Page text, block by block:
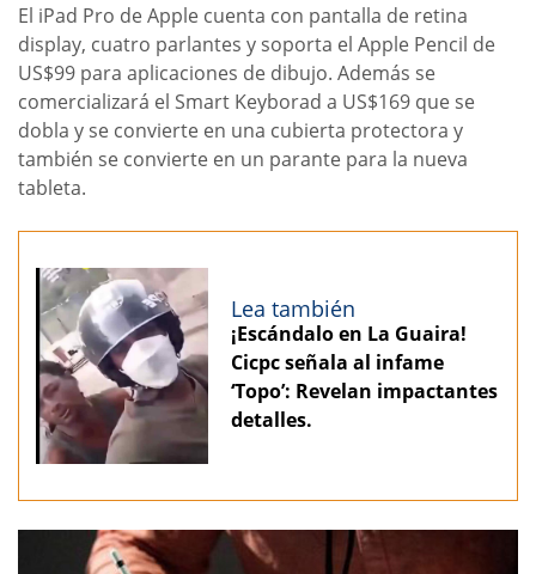
El iPad Pro de Apple cuenta con pantalla de retina
display, cuatro parlantes y soporta el Apple Pencil de
US$99 para aplicaciones de dibujo. Además se
comercializará el Smart Keyborad a US$169 que se
dobla y se convierte en una cubierta protectora y
también se convierte en un parante para la nueva
tableta.
Lea también
¡Escándalo en La Guaira!
Cicpc señala al infame
‘Topo’: Revelan impactantes
detalles.